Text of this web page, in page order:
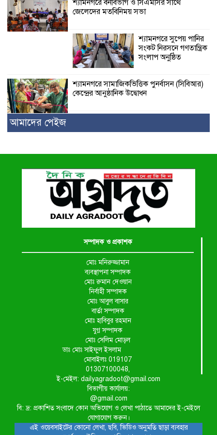
শ্যামনগরে বনবিভাগ ও সিএমসির সাথে
জেলেদের মতবিনিময় সভা
শ্যামনগরে সুপেয় পানির
সংকট নিরসনে গণতান্ত্রিক
সংলাপ অনুষ্ঠিত
শ্যামনগরে সামাজিকভিত্তিক পুনর্বাসন (সিবিআর)
কেন্দ্রের আনুষ্ঠানিক উদ্বোধন
আমাদের পেইজ
সম্পাদক ও প্রকাশক
মোঃ মনিরুজ্জামান
ব্যবস্থাপনা সম্পাদক
মোঃ রুমান দেওয়ান
নির্বাহী সম্পাদক
মোঃ আবুল বাসার
বার্তা সম্পাদক
মোঃ হাবিবুর রহমান
যুগ্ন সম্পাদক
মোঃ সেলিম মোড়ল
ডাঃ মোঃ সাইফুল ইসলাম
মোবাইলঃ 019107
01307100048,
ই-মেইল: dailyagradoot@gmail.com
বিভাগীয় কার্যালয়:
@gmail.com
বি: দ্র: প্রকাশিত সংবাদে কোন অভিযোগ ও লেখা পাঠাতে আমাদের ই-মেইলে
যোগাযোগ করুন।
এই ওয়েবসাইটের কোনো লেখা, ছবি, ভিডিও অনুমতি ছাড়া ব্যবহার